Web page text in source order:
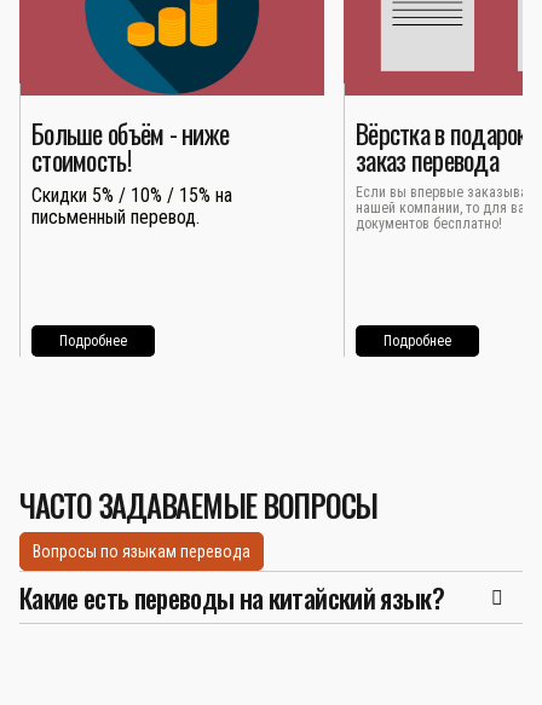
Больше объём - ниже
стоимость!
Скидки 5% / 10% / 15% на
письменный перевод.
Подробнее
Вёрстка в подарок
заказ перевода
Если вы впервые
нашей компании, то для вас
документов бесплатно!
Подробнее
ЧАСТО ЗАДАВАЕМЫЕ ВОПРОСЫ
Вопросы по языкам перевода
Какие есть переводы на китайский язык?